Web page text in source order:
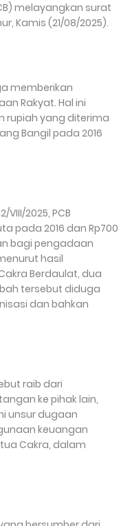
melayangkan surat
Kamis (21/08/2025).
memberikan
Rakyat. Hal ini
rupiah yang diterima
Bangil pada 2016
2025, PCB
pada 2016 dan Rp700
bagi pengadaan
hasil
Berdaulat, dua
tersebut diduga
dan bahkan
raib dari
ke pihak lain,
unsur dugaan
keuangan
Cakra, dalam